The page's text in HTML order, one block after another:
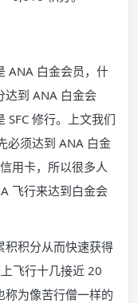
ANA 白金会员，什
达到 ANA 白金会
SFC 修行。上文我们
必须达到 ANA 白金
用卡，所以很多人
飞行来达到白金会
积积分从而快速获得
飞行十几接近 20
为像苦行僧一样的